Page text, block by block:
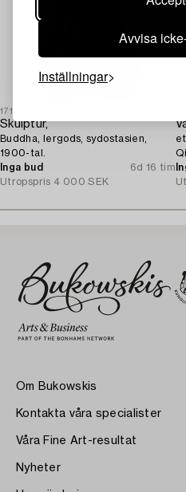
Avvisa
Inställningar
1717294
Skulptur,
Buddha, lergods, sydostasien,
1900-tal.
Inga bud
6d 16 tim
Utropspris 4 000 SEK
Om Bukowskis
Kontakta våra specialister
Våra Fine Art-resultat
Nyheter